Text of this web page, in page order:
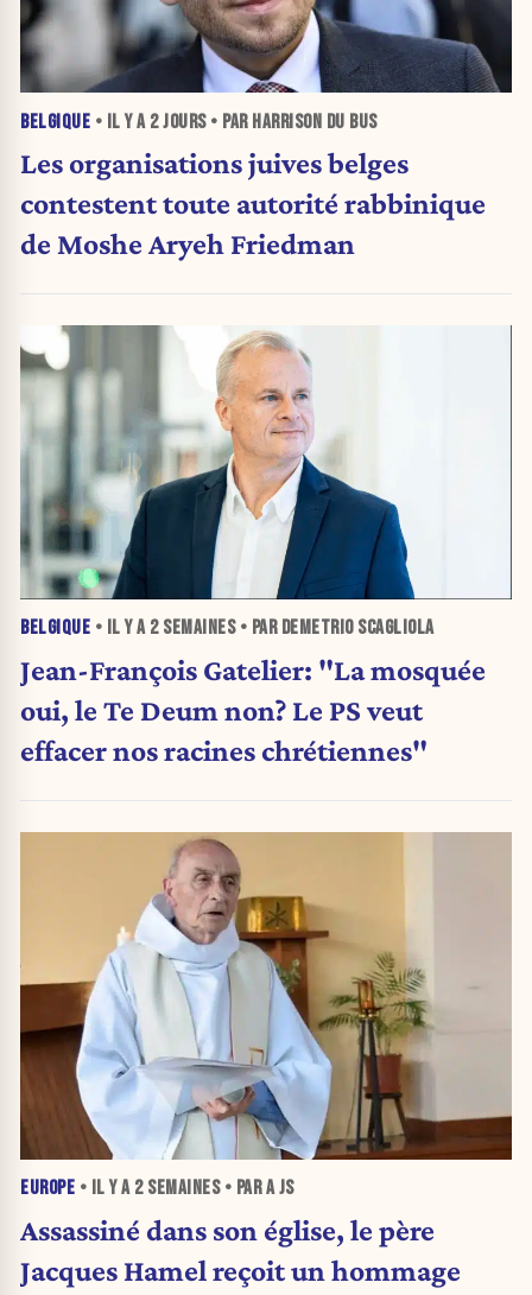
BELGIQUE • IL Y A 2 JOURS• PAR HARRISON DU BUS
Les organisations juives belges
contestent toute autorité rabbinique
de Moshe Aryeh Friedman
BELGIQUE • IL Y A 2 SEMAINES• PAR DEMETRIO SCAGLIOLA
Jean-François Gatelier: "La mosquée
oui, le Te Deum non? Le PS veut
effacer nos racines chrétiennes"
EUROPE • IL Y A 2 SEMAINES• PAR A JS
Assassiné dans son église, le père
Jacques Hamel reçoit un hommage